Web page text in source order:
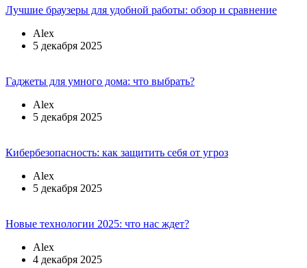
Лучшие браузеры для удобной работы: обзор и сравнение
Alex
5 декабря 2025
Гаджеты для умного дома: что выбрать?
Alex
5 декабря 2025
Кибербезопасность: как защитить себя от угроз
Alex
5 декабря 2025
Новые технологии 2025: что нас ждет?
Alex
4 декабря 2025